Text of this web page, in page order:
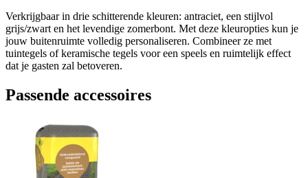
Verkrijgbaar in drie schitterende kleuren: antraciet, een stijlvol
grijs/zwart en het levendige zomerbont. Met deze kleuropties kun je
jouw buitenruimte volledig personaliseren. Combineer ze met
tuintegels of keramische tegels voor een speels en ruimtelijk effect
dat je gasten zal betoveren.
Passende accessoires